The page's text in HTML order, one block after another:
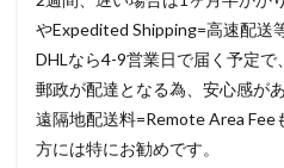
やExpedited Shipping=高速配送
DHLなら4-9営業日で届く予定で
郵政が配達となる為、安心感が
遠隔地配送料=Remote Area
方には特にお勧めです。